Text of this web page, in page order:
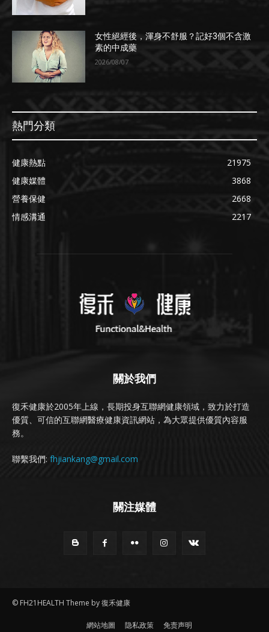
女性絕經後，渾身不舒服？記好3個不含激
素的中成藥
2026/08/07
熱門分類
健康熱點
21975
健康媒體
3868
營養保健
2668
情感溝通
2217
關於我們
復禾健康於2005年上線，長期投身互聯網健康領域，致力於打造
優質、可信的互聯網醫療健康資訊網站，為大眾提供優質內容服
務。
聯繫我們: fhjiankang@gmail.com
關注媒體
© FH21HEALTH Theme by 復禾健康
網站地圖 隐私政策 免责声明